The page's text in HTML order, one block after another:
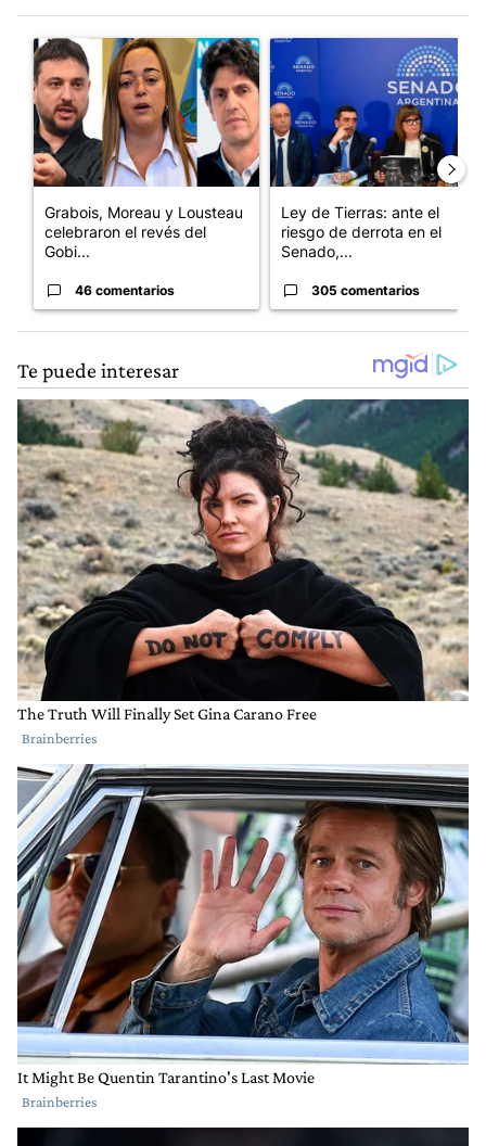
Un artículo de tendencia con el título "Grabois, Moreau y
Grabois, Moreau y Lousteau
celebraron el revés del
Gobi...
46 comentarios
Un artículo de tendencia con
Ley de Tierras: ante el
riesgo de derrota en el
Senado,...
305 comentarios